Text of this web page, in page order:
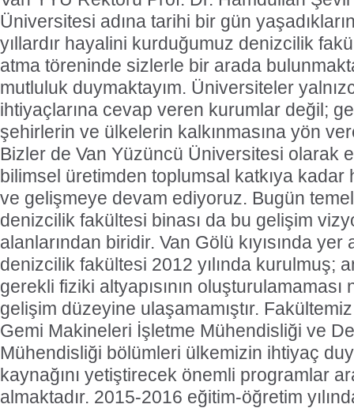
Üniversitesi adına tarihi bir gün
yıllardır hayalini kurduğumuz denizcilik
atma töreninde sizlerle bir arada
mutluluk duymaktayım. Üniversiteler
ihtiyaçlarına cevap veren kurumlar değil;
şehirlerin ve ülkelerin kalkınmasına yön
Bizler de Van Yüzüncü Üniversitesi olarak
bilimsel üretimden toplumsal katkıya
ve gelişmeye devam ediyoruz. Bugün
denizcilik fakültesi binası da bu gelişim
alanlarından biridir. Van Gölü kıyısında
denizcilik fakültesi 2012 yılında kurulmuş;
gerekli fiziki altyapısının
gelişim düzeyine ulaşamamıştır.
Gemi Makineleri İşletme Mühendisliği ve
Mühendisliği bölümleri ülkemizin ihtiyaç
kaynağını yetiştirecek önemli programlar
almaktadır. 2015-2016 eğitim-öğretim